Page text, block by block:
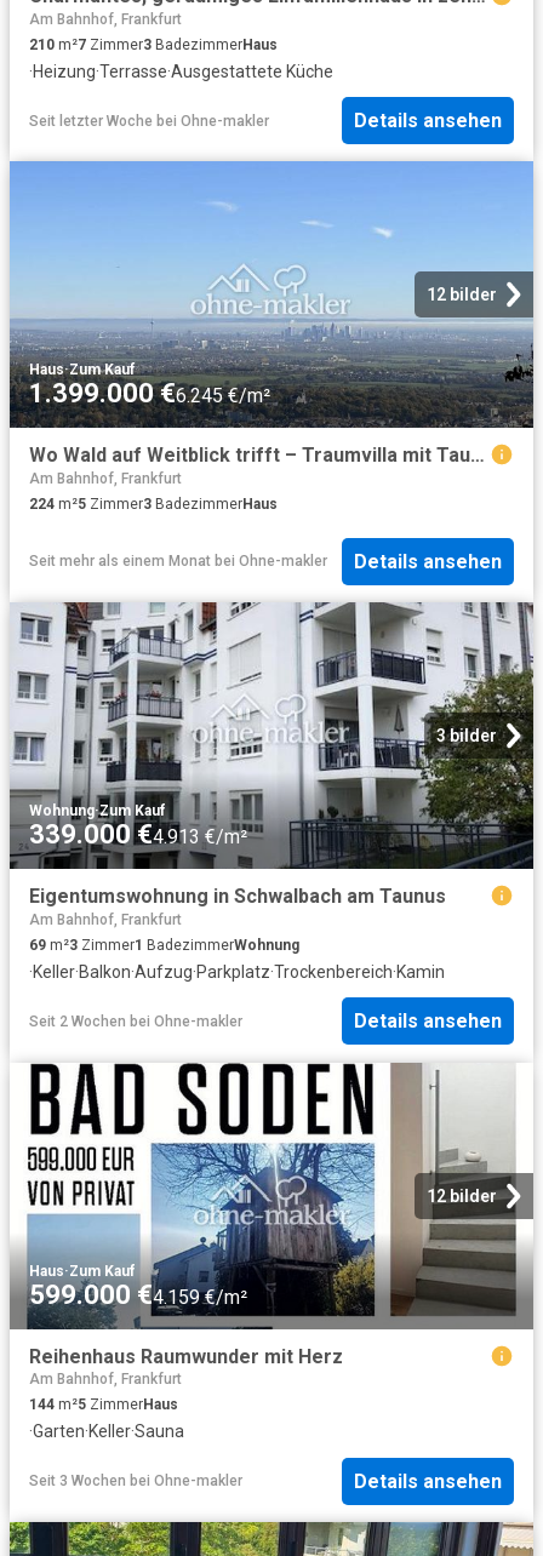
Am Bahnhof, Frankfurt
210 m²7 Zimmer3 BadezimmerHaus
·Heizung·Terrasse·Ausgestattete Küche
Seit letzter Woche bei Ohne-makler Details ansehen
12 bilder
Haus·Zum Kauf
1.399.000 €6.245 €/m²
Wo Wald auf Weitblick trifft – Traumvilla mit Taunus und Skyline Panorama
Am Bahnhof, Frankfurt
224 m²5 Zimmer3 BadezimmerHaus
Seit mehr als einem Monat bei Ohne-makler Details ansehen
3 bilder
Wohnung·Zum Kauf
339.000 €4.913 €/m²
Eigentumswohnung in Schwalbach am Taunus
Am Bahnhof, Frankfurt
69 m²3 Zimmer1 BadezimmerWohnung
·Keller·Balkon·Aufzug·Parkplatz·Trockenbereich·Kamin
Seit 2 Wochen bei Ohne-makler Details ansehen
12 bilder
Haus·Zum Kauf
599.000 €4.159 €/m²
Reihenhaus Raumwunder mit Herz
Am Bahnhof, Frankfurt
144 m²5 ZimmerHaus
·Garten·Keller·Sauna
Seit 3 Wochen bei Ohne-makler Details ansehen